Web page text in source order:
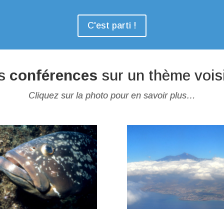
C'est parti !
conférences sur un thème
Cliquez sur la photo pour en savoir plus…